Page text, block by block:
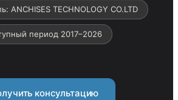
ANCHISES TECHNOLOGY CO.LTD
период 2017–2026
консультацию